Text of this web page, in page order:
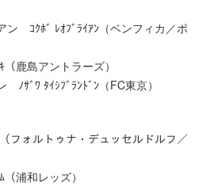
ｺｸﾎﾞ ﾚｵﾌﾞﾗｲｱﾝ（ベンフィカ／ポ
島アントラーズ）
ﾞﾜ ﾀｲｼﾌﾞﾗﾝﾄﾞﾝ（FC東京）
ォルトゥナ・デュッセルドルフ／
浦和レッズ）